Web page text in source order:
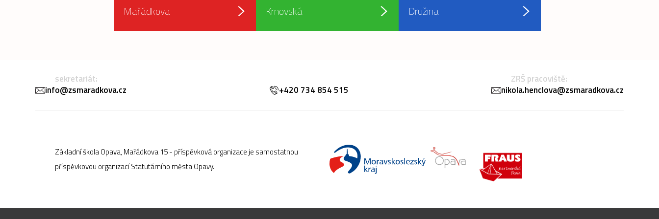
Mařádkova Krnovská Družina
sekretariát:
info@zsmaradkova.cz
+420 734 854 515
ZRŠ pracoviště:
nikola.henclova@zsmaradkova.cz
Základní škola Opava, Mařádkova 15 - příspěvková organizace je samostatnou
příspěvkovou organizací Statutárního města Opavy.